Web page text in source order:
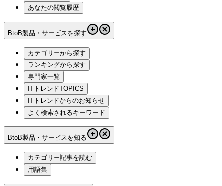
あなたの閲覧履歴
BtoB製品・サービスを探す
カテゴリーから探す
ランキングから探す
専門家一覧
ITトレンドTOPICS
ITトレンドからのお知らせ
よく検索されるキーワード
BtoB製品・サービスを知る
カテゴリー記事を読む
用語集